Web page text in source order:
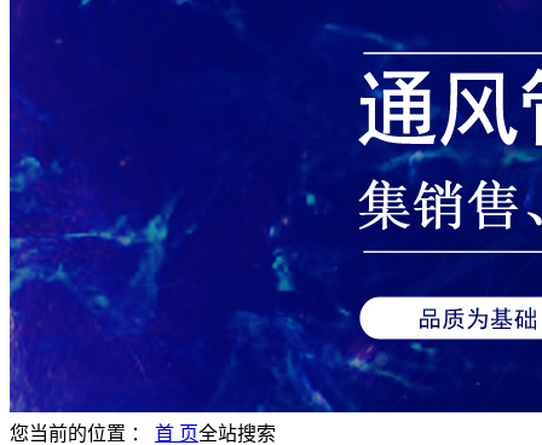
您当前的位置 ： 首 页全站搜索